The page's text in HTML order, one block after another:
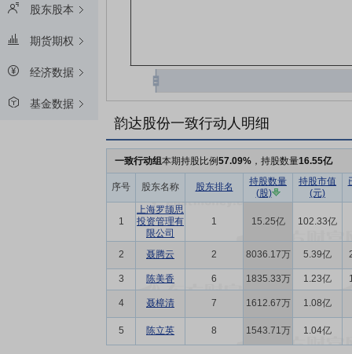
股东股本
期货期权
经济数据
基金数据
韵达股份一致行动人明细
一致行动组本期持股比例57.09% ，持股数量16.55亿
序号 股东名称 股东排名
持股数量
(股)
持股市值
(元)
1
上海罗颉思
投资管理有
限公司
1 15.25亿 102.33亿
2 聂腾云 2 8036.17万 5.39亿
3 陈美香 6 1835.33万 1.23亿
4 聂樟清 7 1612.67万 1.08亿
5 陈立英 8 1543.71万 1.04亿